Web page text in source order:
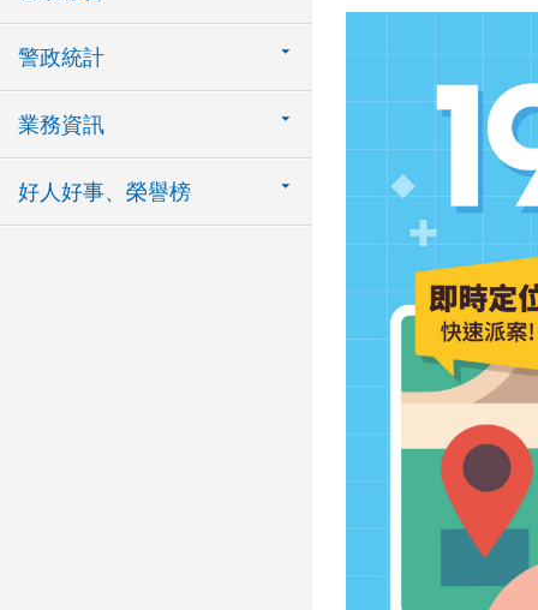
警政統計
業務資訊
好人好事、榮譽榜